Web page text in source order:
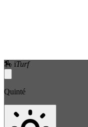
🏇 iTurf
Quinté